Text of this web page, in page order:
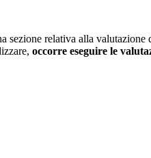
sezione relativa alla
occorre eseguire le